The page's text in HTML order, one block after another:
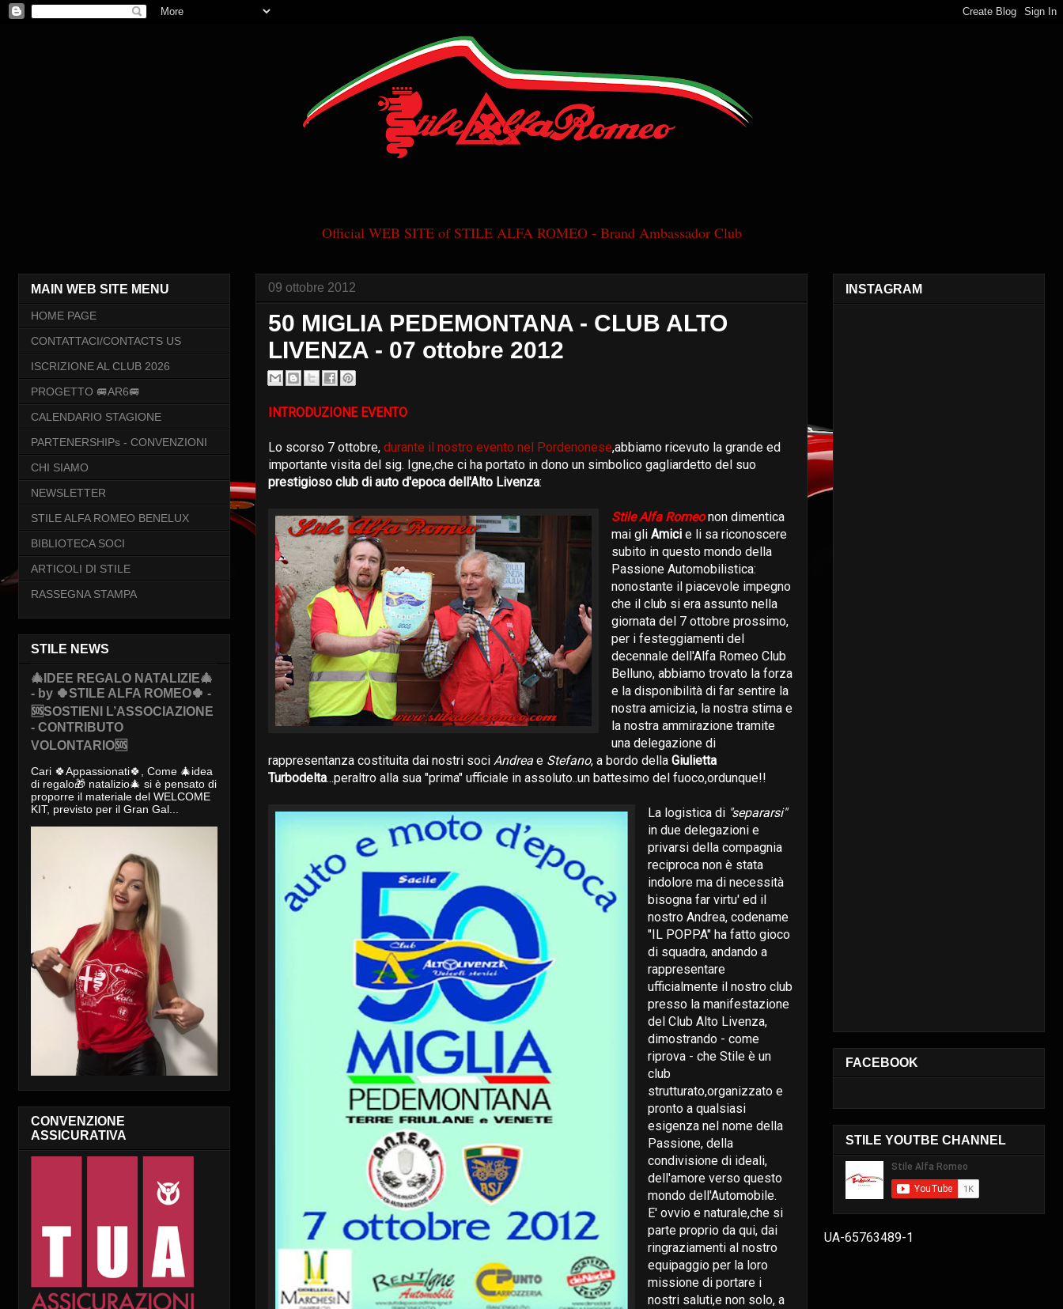
Official WEB SITE of STILE ALFA ROMEO - Brand Ambassador Club
09 ottobre 2012
50 MIGLIA PEDEMONTANA - CLUB ALTO
LIVENZA - 07 ottobre 2012
INTRODUZIONE EVENTO
Lo scorso 7 ottobre, durante il nostro evento nel Pordenonese,abbiamo ricevuto la grande ed
importante visita del sig. Igne,che ci ha portato in dono un simbolico gagliardetto del suo
prestigioso club di auto d'epoca dell'Alto Livenza:
Stile Alfa Romeonon dimentica
mai gli Amici e li sa riconoscere
subito in questo mondo della
Passione Automobilistica:
nonostante il piacevole impegno
che il club si era assunto nella
giornata del 7 ottobre prossimo,
per i festeggiamenti del
decennale dell'Alfa Romeo Club
Belluno, abbiamo trovato la forza
e la disponibilità di far sentire la
nostra amicizia, la nostra stima e
la nostra ammirazione tramite
una delegazione di
rappresentanza costituita dai nostri soci Andrea e Stefano, a bordo della Giulietta
Turbodelta...peraltro alla sua "prima" ufficiale in assoluto..un battesimo del fuoco,ordunque!!
La logistica di "separarsi"
in due delegazioni e
privarsi della compagnia
reciproca non è stata
indolore ma di necessità
bisogna far virtu' ed il
nostro Andrea, codename
"IL POPPA" ha fatto gioco
di squadra, andando a
rappresentare
ufficialmente il nostro club
presso la manifestazione
del Club Alto Livenza,
dimostrando - come
riprova - che Stile è un
club
strutturato,organizzato e
pronto a qualsiasi
esigenza nel nome della
Passione, della
condivisione di ideali,
dell'amore verso questo
mondo dell'Automobile.
E' ovvio e naturale,che si
parte proprio da qui, dai
ringraziamenti al nostro
equipaggio per la loro
missione di portare i
nostri saluti,e non solo, a
MAIN WEB SITE MENU
HOME PAGE
CONTATTACI/CONTACTS US
ISCRIZIONE AL CLUB 2026
PROGETTO 🚐AR6🚐
CALENDARIO STAGIONE
PARTENERSHIPs - CONVENZIONI
CHI SIAMO
NEWSLETTER
STILE ALFA ROMEO BENELUX
BIBLIOTECA SOCI
ARTICOLI DI STILE
RASSEGNA STAMPA
STILE NEWS
🎄IDEE REGALO NATALIZIE🎄
- by 🍀STILE ALFA ROMEO🍀 -
🆘SOSTIENI L’ASSOCIAZIONE
- CONTRIBUTO
VOLONTARIO🆘
Cari 🍀Appassionati🍀, Come 🎄idea
di regalo🎁 natalizio🎄 si è pensato di
proporre il materiale del WELCOME
KIT, previsto per il Gran Gal...
CONVENZIONE
ASSICURATIVA
INSTAGRAM
FACEBOOK
STILE YOUTBE CHANNEL
UA-65763489-1